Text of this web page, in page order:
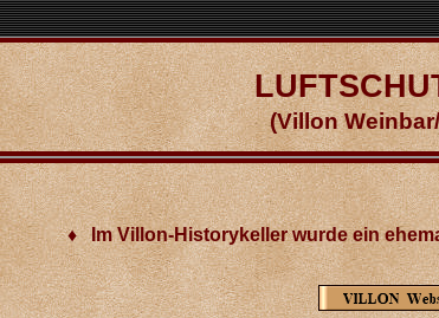
(Villon
♦ Im Villon-Historykeller wurde ein